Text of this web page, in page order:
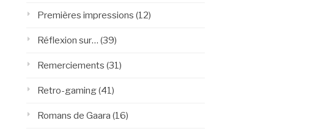
Premières impressions (12)
Réflexion sur… (39)
Remerciements (31)
Retro-gaming(41)
Romans de Gaara (16)